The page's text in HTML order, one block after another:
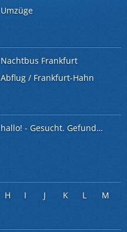
Umzüge
Nachtbus Frankfurt
Abflug / Frankfurt-Hahn
hallo! - Gesucht. Gefunden.
H I J K L M